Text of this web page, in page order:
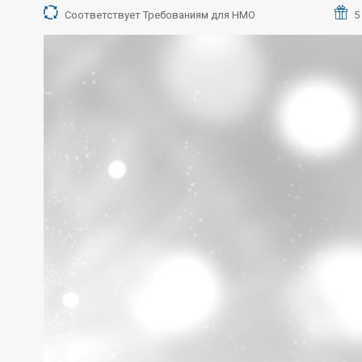
Соответствует Требованиям для НМО